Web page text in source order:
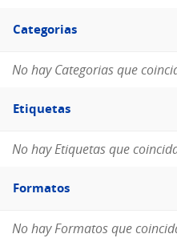
Filtro
Categorias
Categorias
No hay Categorias que
Filtro
Etiquetas
Etiquetas
No hay Etiquetas que
Filtro
Formatos
Formatos
No hay Formatos que